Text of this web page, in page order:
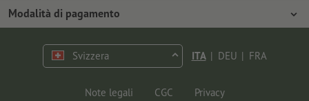
Stampa
Tutela ambientale
Modalità di pagamento
Contestazioni
Programma Premium
Modalità di pagamento
Svizzera ITA | DEU | FRA
Note legali CGC Privacy